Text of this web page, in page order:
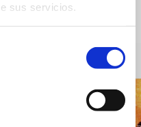
sus servicios.